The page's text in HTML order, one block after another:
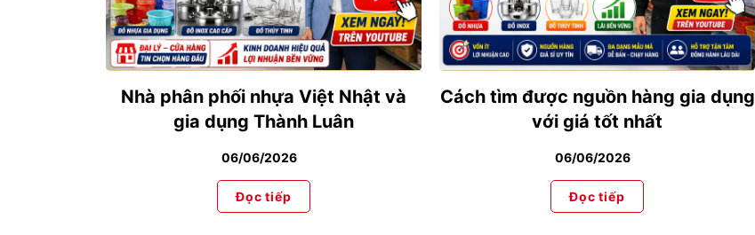
Nhà phân phối nhựa Việt Nhật và
gia dụng Thành Luân
06/06/2026
Đọc tiếp
Cách tìm được nguồn hàng gia dụng
với giá tốt nhất
06/06/2026
Đọc tiếp